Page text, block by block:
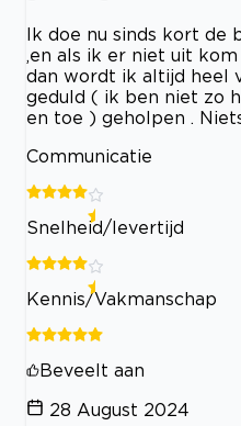
Ik doe nu sinds kort de
,en als ik er niet uit
dan wordt ik altijd heel
geduld ( ik ben niet zo
en toe ) geholpen .
Communicatie
Snelheid/levertijd
Kennis/Vakmanschap
Beveelt aan
28 August 2024